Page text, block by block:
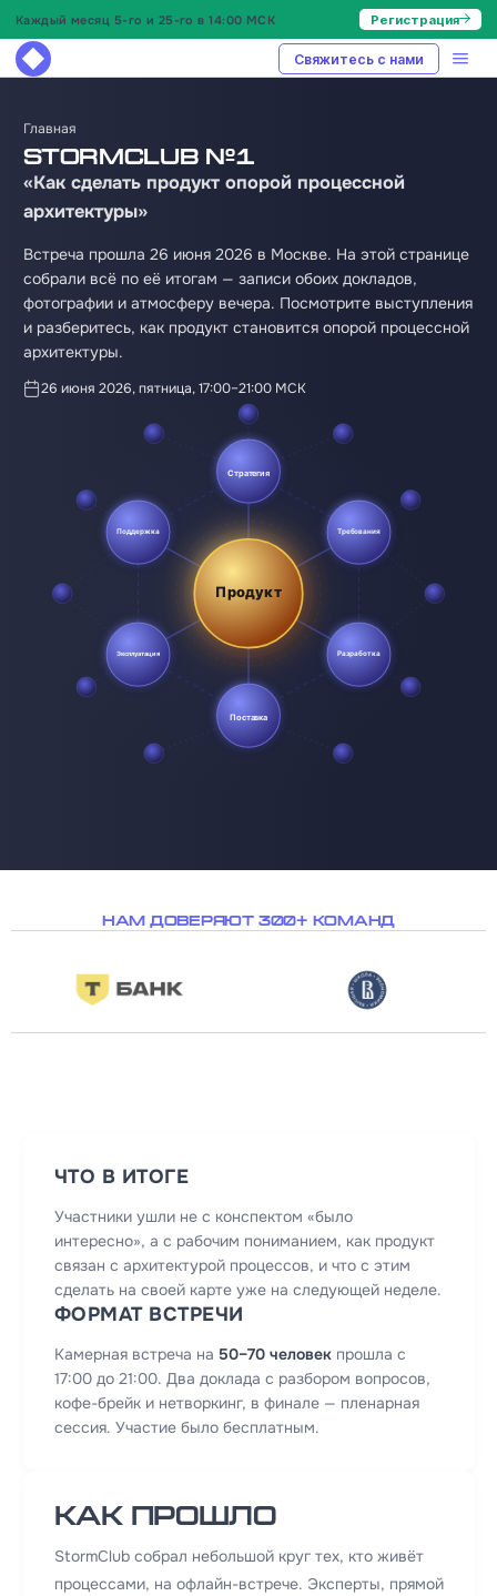
Каждый месяц 5-го и 25-го в 14:00 МСК Регистрация
Свяжитесь с нами
Главная
StormClub №1
«Как сделать продукт опорой процессной
архитектуры»
Встреча прошла 26 июня 2026 в Москве. На этой странице
собрали всё по её итогам — записи обоих докладов,
фотографии и атмосферу вечера. Посмотрите выступления
и разберитесь, как продукт становится опорой процессной
архитектуры.
26 июня 2026, пятница, 17:00–21:00 МСК
НАМ ДОВЕРЯЮТ 300+ КОМАНД
ЧТО В ИТОГЕ
Участники ушли не с конспектом «было
интересно», а с рабочим пониманием, как продукт
связан с архитектурой процессов, и что с этим
сделать на своей карте уже на следующей неделе.
ФОРМАТ ВСТРЕЧИ
Камерная встреча на 50–70 человекпрошла с
17:00 до 21:00. Два доклада с разбором вопросов,
кофе-брейк и нетворкинг, в финале — пленарная
сессия. Участие было бесплатным.
Как прошло
StormClub собрал небольшой круг тех, кто живёт
процессами, на офлайн-встрече. Эксперты, прямой